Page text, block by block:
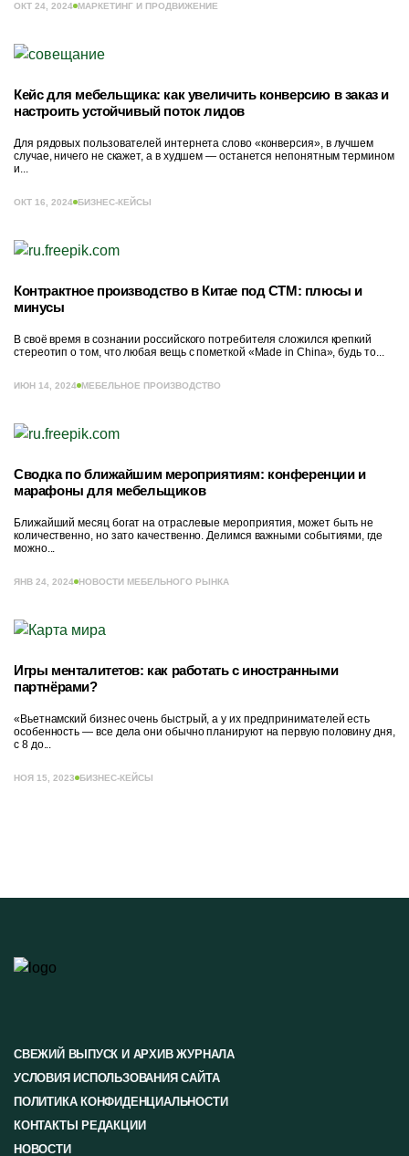
ОКТ 24, 2024 МАРКЕТИНГ И ПРОДВИЖЕНИЕ
Кейс для мебельщика: как увеличить конверсию в заказ и
настроить устойчивый поток лидов
Для рядовых пользователей интернета слово «конверсия», в лучшем
случае, ничего не скажет, а в худшем — останется непонятным термином
и...
ОКТ 16, 2024 БИЗНЕС-КЕЙСЫ
Контрактное производство в Китае под СТМ: плюсы и
минусы
В своё время в сознании российского потребителя сложился крепкий
стереотип о том, что любая вещь с пометкой «Made in China», будь то...
ИЮН 14, 2024 МЕБЕЛЬНОЕ ПРОИЗВОДСТВО
Сводка по ближайшим мероприятиям: конференции и
марафоны для мебельщиков
Ближайший месяц богат на отраслевые мероприятия, может быть не
количественно, но зато качественно. Делимся важными событиями, где
можно...
ЯНВ 24, 2024 НОВОСТИ МЕБЕЛЬНОГО РЫНКА
Игры менталитетов: как работать с иностранными
партнёрами?
«Вьетнамский бизнес очень быстрый, а у их предпринимателей есть
особенность — все дела они обычно планируют на первую половину дня,
с 8 до...
НОЯ 15, 2023 БИЗНЕС-КЕЙСЫ
СВЕЖИЙ ВЫПУСК И АРХИВ ЖУРНАЛА
УСЛОВИЯ ИСПОЛЬЗОВАНИЯ САЙТА
ПОЛИТИКА КОНФИДЕНЦИАЛЬНОСТИ
КОНТАКТЫ РЕДАКЦИИ
НОВОСТИ